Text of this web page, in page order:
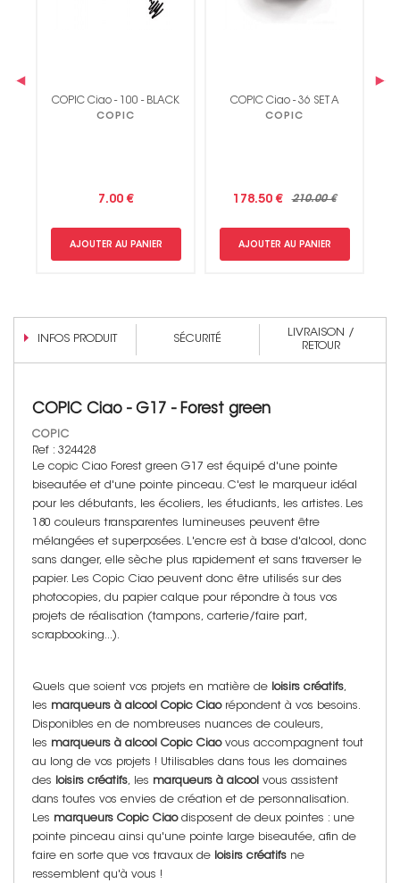
COPIC Ciao - 100 - BLACK
COPIC
7.00 €
AJOUTER AU PANIER
COPIC Ciao - 36 SET A
COPIC
210.00 €
178.50 €
AJOUTER AU PANIER
‹ ›
INFOS PRODUIT SÉCURITÉ
LIVRAISON /
RETOUR
COPIC Ciao - G17 - Forest green
COPIC
Ref : 324428
Le copic Ciao Forest green G17 est équipé d'une pointe
biseautée et d'une pointe pinceau. C'est le marqueur idéal
pour les débutants, les écoliers, les étudiants, les artistes. Les
180 couleurs transparentes lumineuses peuvent être
mélangées et superposées. L'encre est à base d'alcool, donc
sans danger, elle sèche plus rapidement et sans traverser le
papier. Les Copic Ciao peuvent donc être utilisés sur des
photocopies, du papier calque pour répondre à tous vos
projets de réalisation (tampons, carterie/faire part,
scrapbooking...).
Quels que soient vos projets en matière de loisirs créatifs,
les marqueurs à alcool Copic Ciaorépondent à vos besoins.
Disponibles en de nombreuses nuances de couleurs,
les marqueurs à alcool Copic Ciaovous accompagnent tout
au long de vos projets ! Utilisables dans tous les domaines
des
loisirs créatifs, les marqueurs à alcool vous assistent
dans toutes vos envies de création et de personnalisation.
Les marqueurs Copic Ciaodisposent de deux pointes : une
pointe pinceau ainsi qu'une pointe large biseautée, afin de
faire en sorte que vos travaux de loisirs créatifs ne
ressemblent qu'à vous !
Non merci !